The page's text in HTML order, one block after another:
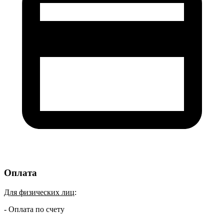
Оплата
Для физических лиц:
- Оплата по счету